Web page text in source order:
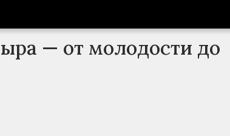
— от молодости до